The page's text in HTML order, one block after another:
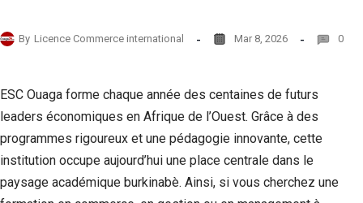
By Licence Commerce international Mar 8, 2026 0
ESC Ouaga forme chaque année des centaines de futurs
leaders économiques en Afrique de l’Ouest. Grâce à des
programmes rigoureux et une pédagogie innovante, cette
institution occupe aujourd’hui une place centrale dans le
paysage académique burkinabè. Ainsi, si vous cherchez une